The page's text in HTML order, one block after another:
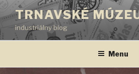
Prejsť
na
obsah
TRNAVSKÉ
industriálny blog
Menu